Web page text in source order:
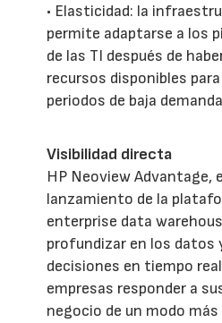
• Elasticidad: la
permite adaptarse a los
de las TI después de
recursos disponibles
periodos de baja
Visibilidad directa
HP Neoview Advantage,
lanzamiento de la
enterprise data
profundizar en los datos
decisiones en tiempo
empresas responder a
negocio de un modo